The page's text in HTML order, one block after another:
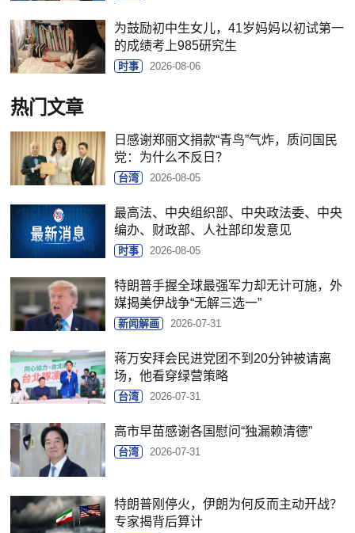
为鼓励初中生女儿，41岁妈妈以初试第一
的成绩考上985研究生
时事 2026-08-06
热门文章
日感谢郑丽文捐款“青鸟”气炸，质问国民
党：为什么不反日？
台湾 2026-08-05
最高法、中央组织部、中央政法委、中央
编办、财政部、人社部印发意见
时事 2026-08-05
特朗普手握全球最强军力却无计可施，外
媒揭美伊战争“无解三选一”
新闻解画 2026-07-31
蒋万安拜会民进党团不到20分钟被请离
场，他看穿绿营策略
台湾 2026-07-31
高市早苗感谢各国慰问“独漏赖清德”
台湾 2026-07-31
特朗普刚停火，伊朗为何反而主动开战？
专家揭背后算计